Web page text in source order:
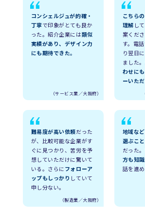
コンシェルジュが的確・
丁寧で印象がとても良か
った。紹介企業には類似
実績があり、デザイン力
にも期待できた。
（サービス業／大阪府）
こちら
理解 し
案くだ
す。電
り翌日
ました
わせに
ーいた
難易度が高い依頼だった
が、比較可能な企業がす
ぐに見つかり、苦労を予
想していただけに驚いて
いる。さらにフォローア
ップもしっかり していて
申し分ない。
（製造業／大阪府）
地域な
選ぶこ
だった。
方も知
話を進